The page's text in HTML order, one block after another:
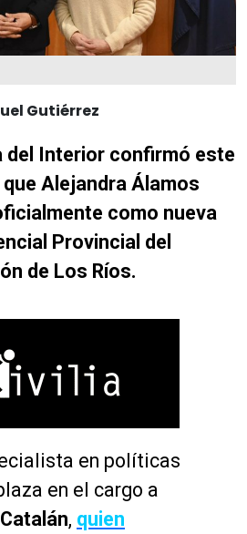
Gutiérrez
del Interior confirmó este
que Alejandra Álamos
como nueva
Provincial del
de Los Ríos.
en políticas
en el cargo a
, quien